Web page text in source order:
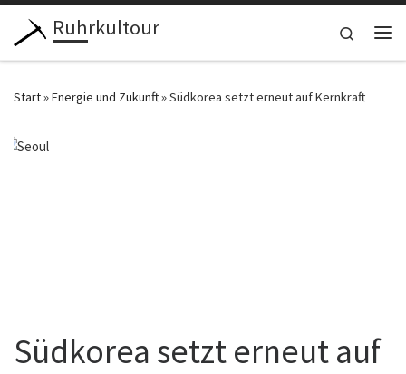
Zum Inhalt springen
Ruhrkultour
Search
Start»Energie und Zukunft»Südkorea setzt erneut auf Kernkraft
Südkorea setzt erneut auf